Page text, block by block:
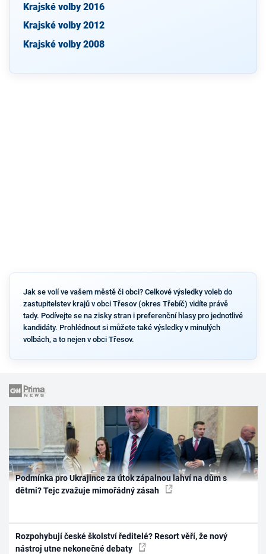
Krajské volby 2016
Krajské volby 2012
Krajské volby 2008
Jak se volí ve vašem městě či obci? Celkové výsledky voleb do
zastupitelstev krajů v obci Třesov (okres Třebíč) vidíte právě
tady. Podívejte se na zisky stran i preferenční hlasy pro jednotlivé
kandidáty. Prohlédnout si můžete také výsledky v minulých
volbách, a to nejen v obci Třesov.
Podmínka pro Ukrajince za útok zápalnou lahví na dům s
dětmi? Tejc zvažuje mimořádný zásah
Rozpohybují české školství ředitelé? Resort věří, že nový
nástroj utne nekonečné debaty